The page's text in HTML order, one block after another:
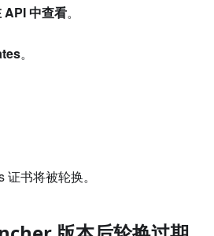
API 中查看。
。
书将被轮换。